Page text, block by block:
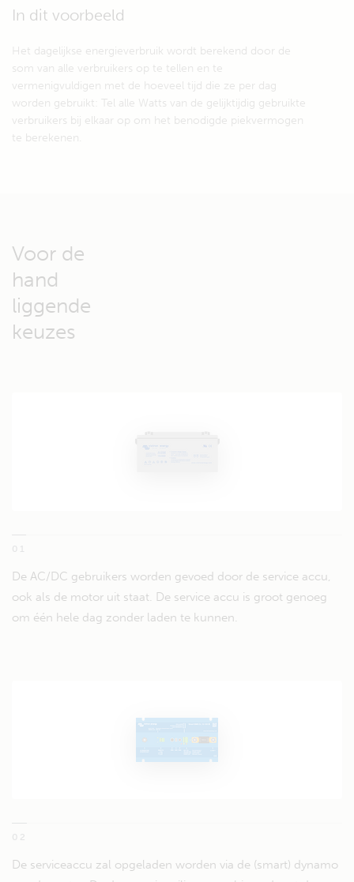
In dit voorbeeld
Het dagelijkse energieverbruik wordt berekend door de
som van alle verbruikers op te tellen en te
vermenigvuldigen met de hoeveel tijd die ze per dag
worden gebruikt: Tel alle Watts van de gelijktijdig gebruikte
verbruikers bij elkaar op om het benodigde piekvermogen
te berekenen.
Voor de
hand
liggende
keuzes
01
De AC/DC gebruikers worden gevoed door de service accu,
ook als de motor uit staat. De service accu is groot genoeg
om één hele dag zonder laden te kunnen.
02
De serviceaccu zal opgeladen worden via de (smart) dynamo